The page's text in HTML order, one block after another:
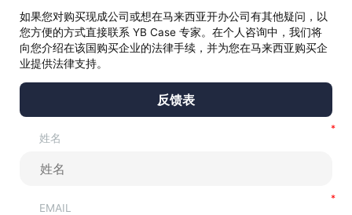
如果您对购买现成公司或想在马来西亚开办公司有其他疑问，以
您方便的方式直接联系 YB Case 专家。在个人咨询中，我们将
向您介绍在该国购买企业的法律手续，并为您在马来西亚购买企
业提供法律支持。
反馈表
姓名
EMAIL